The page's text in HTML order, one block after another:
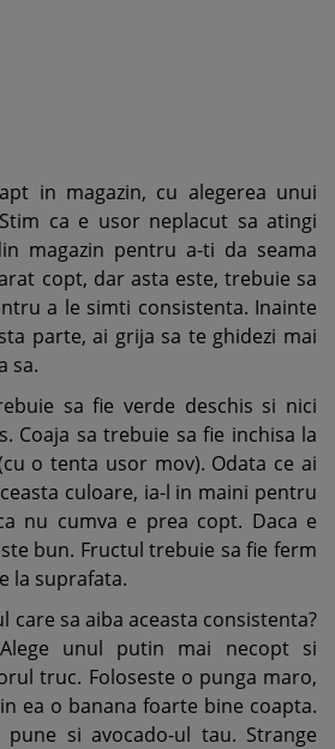
in magazin, cu alegerea unui
ca e usor neplacut sa atingi
magazin pentru a-ti da seama
copt, dar asta este, trebuie sa
a le simti consistenta. Inainte
parte, ai grija sa te ghidezi mai
sa.
sa fie verde deschis si nici
Coaja sa trebuie sa fie inchisa la
o tenta usor mov). Odata ce ai
culoare, ia-l in maini pentru
nu cumva e prea copt. Daca e
bun. Fructul trebuie sa fie ferm
la suprafata.
care sa aiba aceasta consistenta?
unul putin mai necopt si
truc. Foloseste o punga maro,
ea o banana foarte bine coapta.
pune si avocado-ul tau. Strange